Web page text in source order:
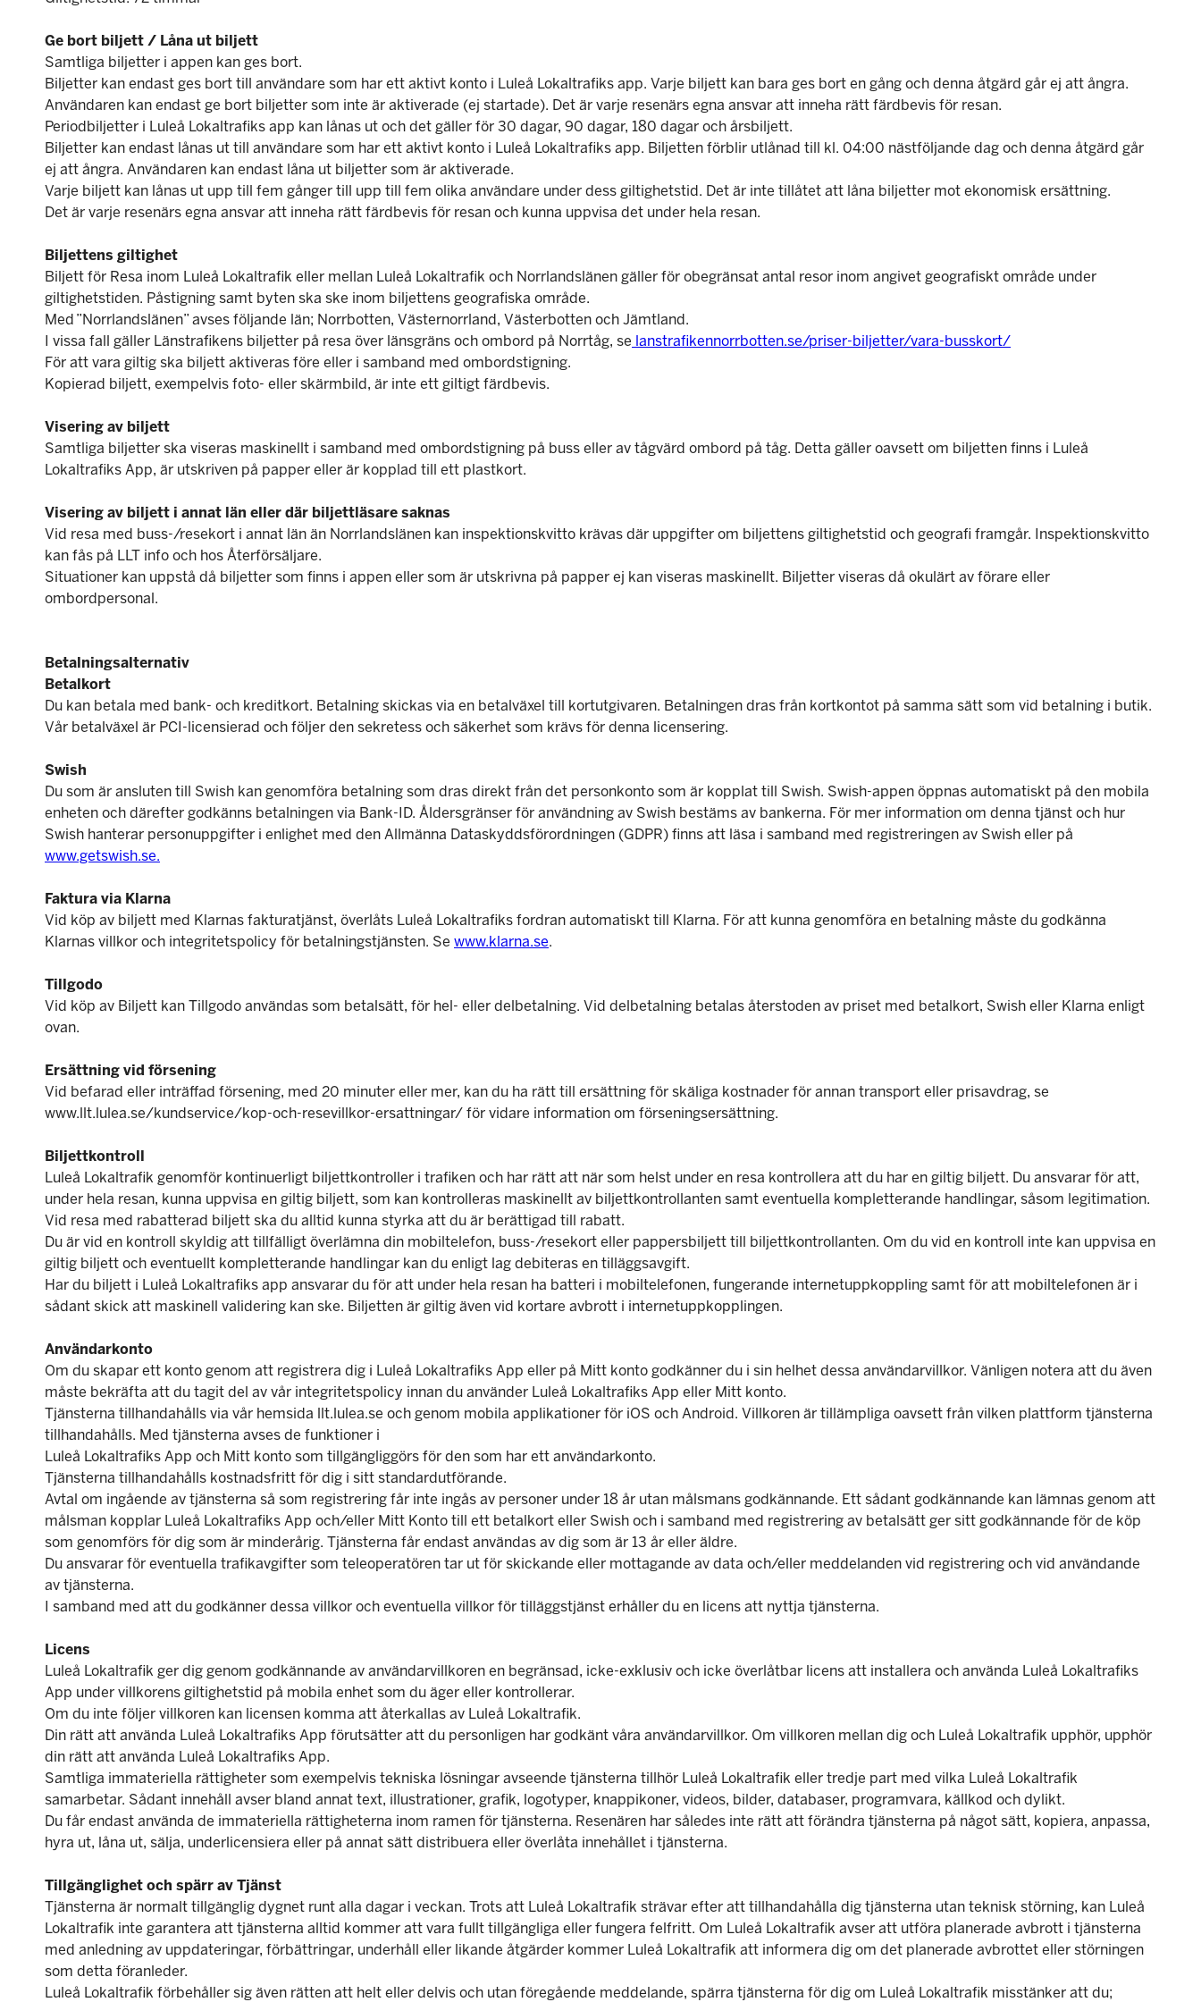
Ge bort biljett / Låna ut biljett
Samtliga biljetter i appen kan ges bort.
Biljetter kan endast ges bort till användare som har ett aktivt konto i Luleå Lokaltrafiks app. Varje biljett kan bara ges bort en gång och denna åtgärd går ej att ångra.
Användaren kan endast ge bort biljetter som inte är aktiverade (ej startade). Det är varje resenärs egna ansvar att inneha rätt färdbevis för resan.
Periodbiljetter i Luleå Lokaltrafiks app kan lånas ut och det gäller för 30 dagar, 90 dagar, 180 dagar och årsbiljett.
Biljetter kan endast lånas ut till användare som har ett aktivt konto i Luleå Lokaltrafiks app. Biljetten förblir utlånad till kl. 04:00 nästföljande dag och denna åtgärd går
ej att ångra. Användaren kan endast låna ut biljetter som är aktiverade.
Varje biljett kan lånas ut upp till fem gånger till upp till fem olika användare under dess giltighetstid. Det är inte tillåtet att låna biljetter mot ekonomisk ersättning.
Det är varje resenärs egna ansvar att inneha rätt färdbevis för resan och kunna uppvisa det under hela resan.
Biljettens giltighet
Biljett för Resa inom Luleå Lokaltrafik eller mellan Luleå Lokaltrafik och Norrlandslänen gäller för obegränsat antal resor inom angivet geografiskt område under
giltighetstiden. Påstigning samt byten ska ske inom biljettens geografiska område.
Med ”Norrlandslänen” avses följande län; Norrbotten, Västernorrland, Västerbotten och Jämtland.
I vissa fall gäller Länstrafikens biljetter på resa över länsgräns och ombord på Norrtåg, se lanstrafikennorrbotten.se/priser-biljetter/vara-busskort/
För att vara giltig ska biljett aktiveras före eller i samband med ombordstigning.
Kopierad biljett, exempelvis foto- eller skärmbild, är inte ett giltigt färdbevis.
Visering av biljett
Samtliga biljetter ska viseras maskinellt i samband med ombordstigning på buss eller av tågvärd ombord på tåg. Detta gäller oavsett om biljetten finns i Luleå
Lokaltrafiks App, är utskriven på papper eller är kopplad till ett plastkort.
Visering av biljett i annat län eller där biljettläsare saknas
Vid resa med buss-/resekort i annat län än Norrlandslänen kan inspektionskvitto krävas där uppgifter om biljettens giltighetstid och geografi framgår. Inspektionskvitto
kan fås på LLT info och hos Återförsäljare.
Situationer kan uppstå då biljetter som finns i appen eller som är utskrivna på papper ej kan viseras maskinellt. Biljetter viseras då okulärt av förare eller
ombordpersonal.
Betalningsalternativ
Betalkort
Du kan betala med bank- och kreditkort. Betalning skickas via en betalväxel till kortutgivaren. Betalningen dras från kortkontot på samma sätt som vid betalning i butik.
Vår betalväxel är PCI-licensierad och följer den sekretess och säkerhet som krävs för denna licensering.
Swish
Du som är ansluten till Swish kan genomföra betalning som dras direkt från det personkonto som är kopplat till Swish. Swish-appen öppnas automatiskt på den mobila
enheten och därefter godkänns betalningen via Bank-ID. Åldersgränser för användning av Swish bestäms av bankerna. För mer information om denna tjänst och hur
Swish hanterar personuppgifter i enlighet med den Allmänna Dataskyddsförordningen (GDPR) finns att läsa i samband med registreringen av Swish eller på
www.getswish.se.
Faktura via Klarna
Vid köp av biljett med Klarnas fakturatjänst, överlåts Luleå Lokaltrafiks fordran automatiskt till Klarna. För att kunna genomföra en betalning måste du godkänna
Klarnas villkor och integritetspolicy för betalningstjänsten. Se www.klarna.se.
Tillgodo
Vid köp av Biljett kan Tillgodo användas som betalsätt, för hel- eller delbetalning. Vid delbetalning betalas återstoden av priset med betalkort, Swish eller Klarna enligt
ovan.
Ersättning vid försening
Vid befarad eller inträffad försening, med 20 minuter eller mer, kan du ha rätt till ersättning för skäliga kostnader för annan transport eller prisavdrag, se
www.llt.lulea.se/kundservice/kop-och-resevillkor-ersattningar/ för vidare information om förseningsersättning.
Biljettkontroll
Luleå Lokaltrafik genomför kontinuerligt biljettkontroller i trafiken och har rätt att när som helst under en resa kontrollera att du har en giltig biljett. Du ansvarar för att,
under hela resan, kunna uppvisa en giltig biljett, som kan kontrolleras maskinellt av biljettkontrollanten samt eventuella kompletterande handlingar, såsom legitimation.
Vid resa med rabatterad biljett ska du alltid kunna styrka att du är berättigad till rabatt.
Du är vid en kontroll skyldig att tillfälligt överlämna din mobiltelefon, buss-/resekort eller pappersbiljett till biljettkontrollanten. Om du vid en kontroll inte kan uppvisa en
giltig biljett och eventuellt kompletterande handlingar kan du enligt lag debiteras en tilläggsavgift.
Har du biljett i Luleå Lokaltrafiks app ansvarar du för att under hela resan ha batteri i mobiltelefonen, fungerande internetuppkoppling samt för att mobiltelefonen är i
sådant skick att maskinell validering kan ske. Biljetten är giltig även vid kortare avbrott i internetuppkopplingen.
Användarkonto
Om du skapar ett konto genom att registrera dig i Luleå Lokaltrafiks App eller på Mitt konto godkänner du i sin helhet dessa användarvillkor. Vänligen notera att du även
måste bekräfta att du tagit del av vår integritetspolicy innan du använder Luleå Lokaltrafiks App eller Mitt konto.
Tjänsterna tillhandahålls via vår hemsida llt.lulea.se och genom mobila applikationer för iOS och Android. Villkoren är tillämpliga oavsett från vilken plattform tjänsterna
tillhandahålls. Med tjänsterna avses de funktioner i
Luleå Lokaltrafiks App och Mitt konto som tillgängliggörs för den som har ett användarkonto.
Tjänsterna tillhandahålls kostnadsfritt för dig i sitt standardutförande.
Avtal om ingående av tjänsterna så som registrering får inte ingås av personer under 18 år utan målsmans godkännande. Ett sådant godkännande kan lämnas genom att
målsman kopplar Luleå Lokaltrafiks App och/eller Mitt Konto till ett betalkort eller Swish och i samband med registrering av betalsätt ger sitt godkännande för de köp
som genomförs för dig som är minderårig. Tjänsterna får endast användas av dig som är 13 år eller äldre.
Du ansvarar för eventuella trafikavgifter som teleoperatören tar ut för skickande eller mottagande av data och/eller meddelanden vid registrering och vid användande
av tjänsterna.
I samband med att du godkänner dessa villkor och eventuella villkor för tilläggstjänst erhåller du en licens att nyttja tjänsterna.
Licens
Luleå Lokaltrafik ger dig genom godkännande av användarvillkoren en begränsad, icke-exklusiv och icke överlåtbar licens att installera och använda Luleå Lokaltrafiks
App under villkorens giltighetstid på mobila enhet som du äger eller kontrollerar.
Om du inte följer villkoren kan licensen komma att återkallas av Luleå Lokaltrafik.
Din rätt att använda Luleå Lokaltrafiks App förutsätter att du personligen har godkänt våra användarvillkor. Om villkoren mellan dig och Luleå Lokaltrafik upphör, upphör
din rätt att använda Luleå Lokaltrafiks App.
Samtliga immateriella rättigheter som exempelvis tekniska lösningar avseende tjänsterna tillhör Luleå Lokaltrafik eller tredje part med vilka Luleå Lokaltrafik
samarbetar. Sådant innehåll avser bland annat text, illustrationer, grafik, logotyper, knappikoner, videos, bilder, databaser, programvara, källkod och dylikt.
Du får endast använda de immateriella rättigheterna inom ramen för tjänsterna. Resenären har således inte rätt att förändra tjänsterna på något sätt, kopiera, anpassa,
hyra ut, låna ut, sälja, underlicensiera eller på annat sätt distribuera eller överlåta innehållet i tjänsterna.
Tillgänglighet och spärr av Tjänst
Tjänsterna är normalt tillgänglig dygnet runt alla dagar i veckan. Trots att Luleå Lokaltrafik strävar efter att tillhandahålla dig tjänsterna utan teknisk störning, kan Luleå
Lokaltrafik inte garantera att tjänsterna alltid kommer att vara fullt tillgängliga eller fungera felfritt. Om Luleå Lokaltrafik avser att utföra planerade avbrott i tjänsterna
med anledning av uppdateringar, förbättringar, underhåll eller likande åtgärder kommer Luleå Lokaltrafik att informera dig om det planerade avbrottet eller störningen
som detta föranleder.
Luleå Lokaltrafik förbehåller sig även rätten att helt eller delvis och utan föregående meddelande, spärra tjänsterna för dig om Luleå Lokaltrafik misstänker att du;